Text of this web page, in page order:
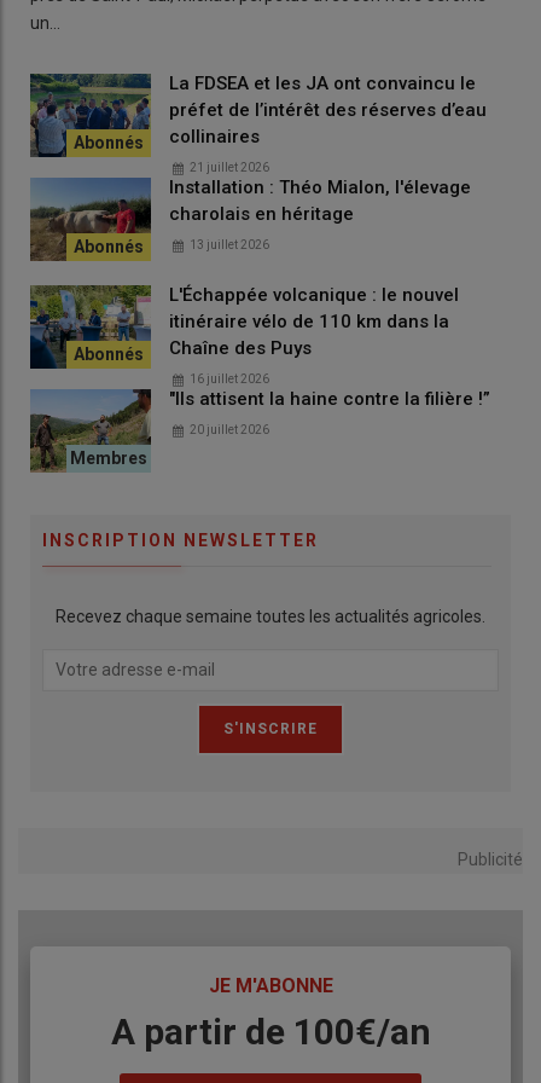
Un appel lancé aux producteurs et
transformateurs
Les acteurs du territoire invitent les producteurs et
transformateurs souhaitant s’engager pour l’avenir de lafilière
châtaigneà rejoindre ou soutenir les actions du
Producteurs de Châtaignes du Cantal
L’objectif affiché est de défendre collectivement les intérêts de
lachâtaigneraie
cantalienne, à l’échelle locale comme
nationale.
CONTACTS : Céline Teyssedou, présidente du SPCC ou
Sarah Lamsaïf, animatrice
spcc.chataignesducantal@gmail.com
un…
La FDSEA et les JA ont convaincu le
préfet de l’intérêt des réserves d’eau
collinaires
21 juillet 2026
Installation : Théo Mialon, l'élevage
charolais en héritage
13 juillet 2026
L'Échappée volcanique : le nouvel
itinéraire vélo de 110 km dans la
Chaîne des Puys
16 juillet 2026
"Ils attisent la haine contre la filière !”
20 juillet 2026
INSCRIPTION NEWSLETTER
Recevez chaque semaine toutes les actualités agricoles.
Publicité
JE M'ABONNE
BodyA partir de 100€/an